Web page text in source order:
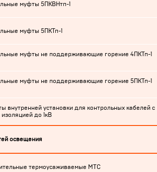
муфты 5ПКВНтп-1
муфты 5ПКТп-1
муфты не поддерживающие горение 4ПКТп-1
муфты не поддерживающие горение 5ПКТп-1
внутренней установки для контрольных кабелей с
до 1кВ
освещения
термоусаживаемые МТС